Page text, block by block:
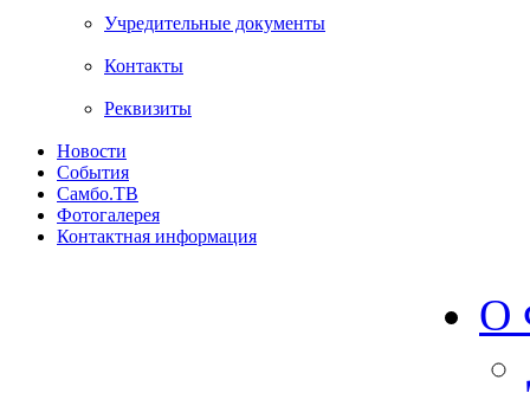
Учредительные документы
Контакты
Реквизиты
Новости
События
Самбо.ТВ
Фотогалерея
Контактная информация
О